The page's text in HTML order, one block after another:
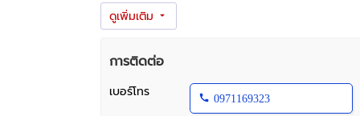
- มีเพื่อนบ้าน
- ใกล้ตลาดนัดต้นกระบก
- ใกล้ชุมชน , Lotus, Big C และ CJ
การติดต่อ
เบอร์โทร
0971169323